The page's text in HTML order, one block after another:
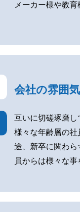
メーカー様や教
会社の雰囲
互いに切磋琢磨し
様々な年齢層の社
途、新卒に関わ
員からは様々な事